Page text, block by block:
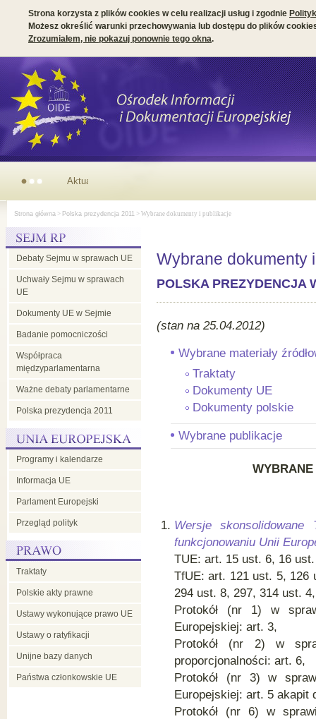
Strona korzysta z plików cookies w celu realizacji usług i zgodnie
Możesz określić warunki przechowywania lub dostępu do plików
Zrozumiałem, nie pokazuj ponownie tego okna.
Parlamentarny wymiar prezydencji irlandzkiej w Radzie UE
Strona główna > Polska prezydencja 2011 > Wybrane dokumenty i publikacje
Debaty Sejmu w sprawach UE
Uchwały Sejmu w sprawach
UE
Dokumenty UE w Sejmie
Badanie pomocniczości
Współpraca
międzyparlamentarna
Ważne debaty parlamentarne
Polska prezydencja 2011
Programy i kalendarze
Informacja UE
Parlament Europejski
Przegląd polityk
Traktaty
Polskie akty prawne
Ustawy wykonujące prawo UE
Ustawy o ratyfikacji
Unijne bazy danych
Państwa członkowskie UE
Wybrane dokumenty
POLSKA PREZYDENCJA
(stan na 25.04.2012)
Wybrane materiały
Traktaty
Dokumenty UE
Dokumenty polskie
Wybrane publikacje
Wersje
funkcjonowaniu Unii
TUE: art. 15 ust. 6, 16
TfUE: art. 121 ust. 5, 126
294 ust. 8, 297, 314 ust.
Protokół (nr 1) w
Europejskiej: art. 3,
Protokół (nr 2) w
proporcjonalności: art. 6,
Protokół (nr 3) w
Europejskiej: art. 5 akapit
Protokół (nr 6) w